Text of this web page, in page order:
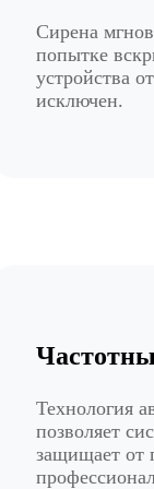
Сирена
попытке
устройства
исключен.
Технология
позволяет
защищает от